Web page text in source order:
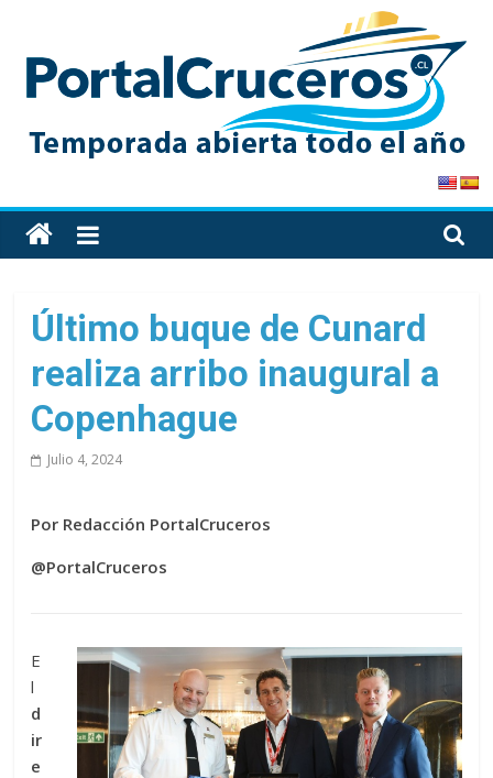
content
PortalCruceros
Toda
la
de
cruceros
en
un
solo
Último buque de Cunard
realiza arribo inaugural a
Copenhague
Julio 4, 2024
Por Redacción PortalCruceros
@PortalCruceros
E
l
d
ir
e